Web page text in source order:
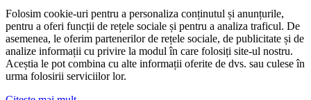
Folosim cookie-uri pentru a personaliza conținutul și anunțurile,
pentru a oferi funcții de rețele sociale și pentru a analiza traficul. De
asemenea, le oferim partenerilor de rețele sociale, de publicitate și de
analize informații cu privire la modul în care folosiți site-ul nostru.
Aceștia le pot combina cu alte informații oferite de dvs. sau culese în
urma folosirii serviciilor lor.